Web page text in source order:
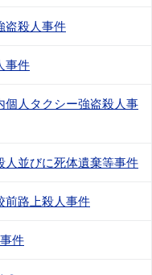
盗殺人事件
事件
個人タクシー強盗殺人事
人並びに死体遺棄等事件
前路上殺人事件
件